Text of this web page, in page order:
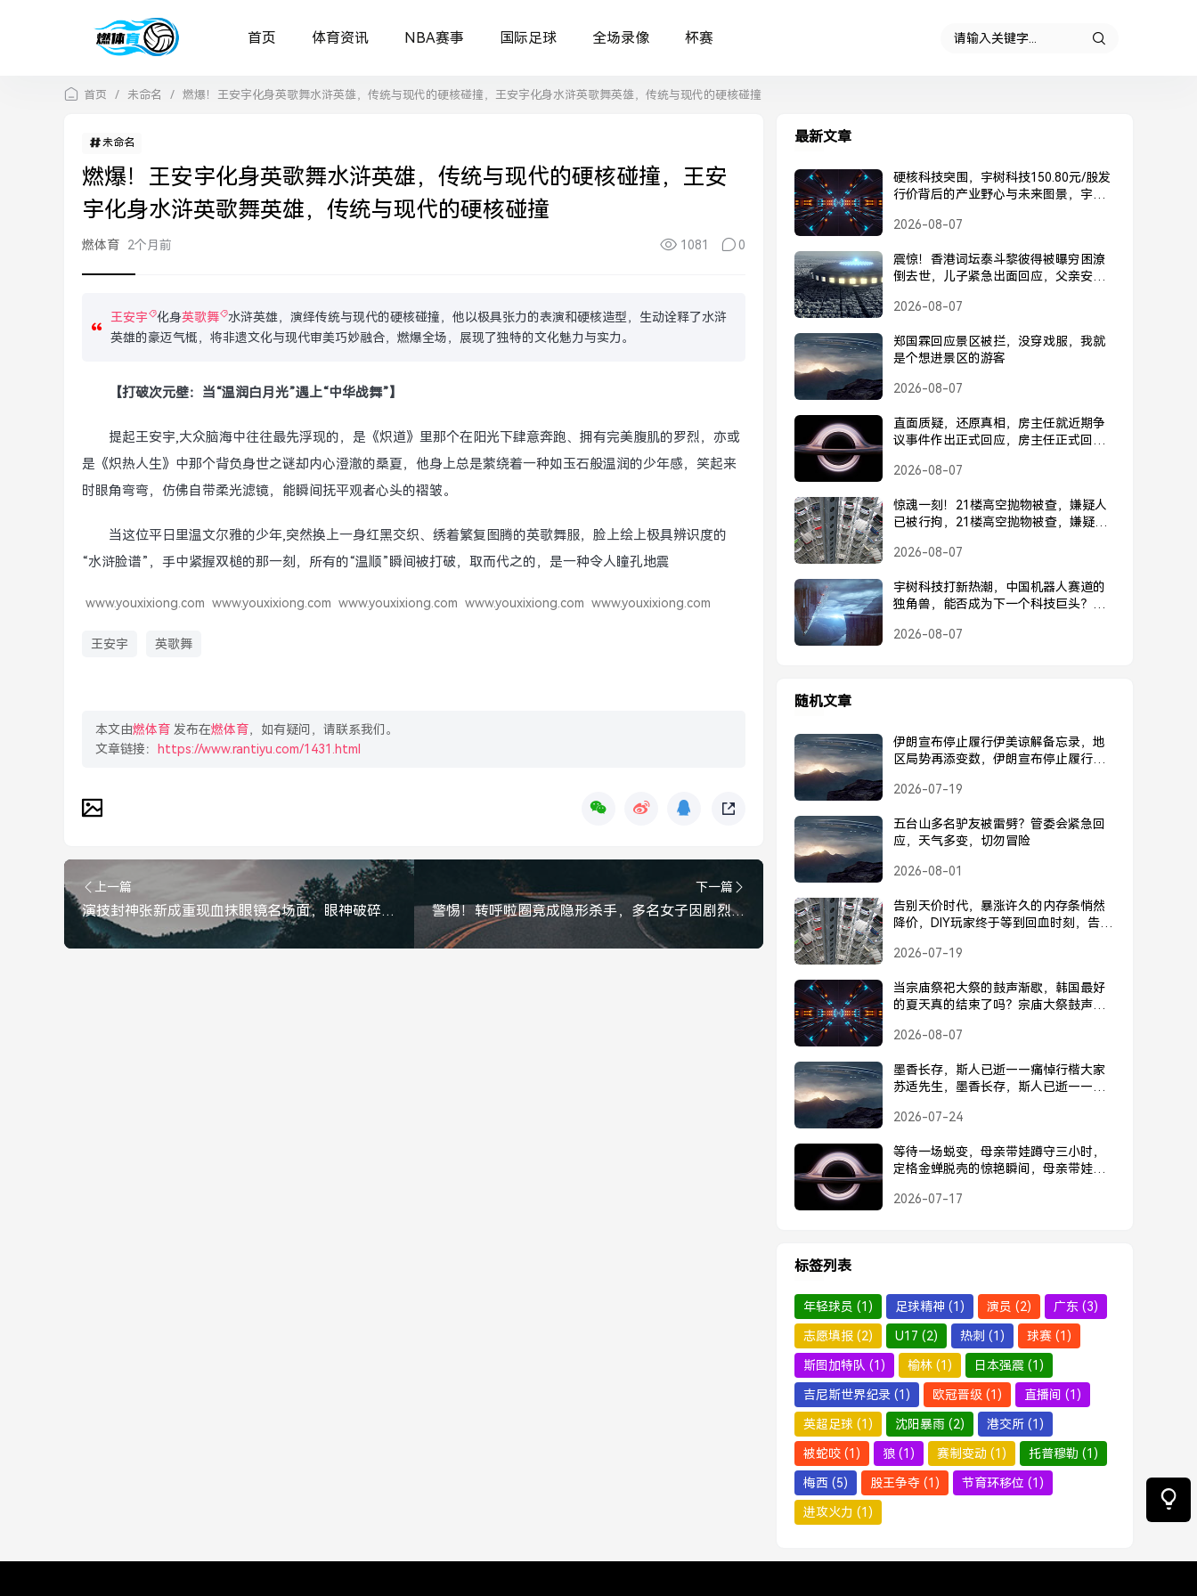
首页 体育资讯 NBA赛事 国际足球 全场录像 杯赛
首页 / 未命名 / 燃爆！王安宇化身英歌舞水浒英雄，传统与现代的硬核碰撞，王安宇化身水浒英歌舞英雄，传统与现代的硬核碰撞
未命名
燃爆！王安宇化身英歌舞水浒英雄，传统与现代的硬核碰撞，王安
宇化身水浒英歌舞英雄，传统与现代的硬核碰撞
燃体育 2个月前 1081 0
王安宇 化身英歌舞
水浒英雄，演绎传统与现代的硬核碰撞，他以极具张力的表演和硬核造型，生动诠释了水浒
英雄的豪迈气概，将非遗文化与现代审美巧妙融合，燃爆全场，展现了独特的文化魅力与实力。
【打破次元壁：当“温润白月光”遇上“中华战舞”】
提起王安宇,大众脑海中往往最先浮现的，是《炽道》里那个在阳光下肆意奔跑、拥有完美腹肌的罗烈，亦或
是《炽热人生》中那个背负身世之谜却内心澄澈的桑夏，他身上总是萦绕着一种如玉石般温润的少年感，笑起来
时眼角弯弯，仿佛自带柔光滤镜，能瞬间抚平观者心头的褶皱。
当这位平日里温文尔雅的少年,突然换上一身红黑交织、绣着繁复图腾的英歌舞服，脸上绘上极具辨识度的
“水浒脸谱”，手中紧握双槌的那一刻，所有的“温顺”瞬间被打破，取而代之的，是一种令人瞳孔地震
www.youxixiong.com www.youxixiong.com www.youxixiong.com www.youxixiong.com www.youxixiong.com
王安宇 英歌舞
本文由燃体育 发布在燃体育，如有疑问，请联系我们。
文章链接：
https://www.rantiyu.com/1431.html
上一篇
演技封神张新成重现血抹眼镜名场面，眼神破碎感绝了！张新成重现血抹眼镜名场面，眼神破碎感封神
下一篇
警惕！转呼啦圈竟成隐形杀手，多名女子因剧烈运动导致脾脏破裂，警惕！转呼啦圈竟成隐形杀手，多名女子脾脏破裂
最新文章
硬核科技突围，宇树科技150.80元/股发
行价背后的产业野心与未来图景，宇树
背后的产业野心与未来图景
2026-08-07
震惊！香港词坛泰斗黎彼得被曝穷困潦
倒去世，儿子紧急出面回应，父亲安
紧急回应，父亲安好并未离世
2026-08-07
郑国霖回应景区被拦，没穿戏服，我就
是个想进景区的游客
2026-08-07
直面质疑，还原真相，房主任就近期争
议事件作出正式回应，房主任正式回应
2026-08-07
惊魂一刻！21楼高空抛物被查，嫌疑人
已被行拘，21楼高空抛物被查，嫌疑人
2026-08-07
宇树科技打新热潮，中国机器人赛道的
独角兽，能否成为下一个科技巨头？宇
否成为下一个科技巨头？
2026-08-07
随机文章
伊朗宣布停止履行伊美谅解备忘录，地
区局势再添变数，伊朗宣布停止履行伊
2026-07-19
五台山多名驴友被雷劈？管委会紧急回
应，天气多变，切勿冒险
2026-08-01
告别天价时代，暴涨许久的内存条悄然
降价，DIY玩家终于等到回血时刻，告别
血时刻
2026-07-19
当宗庙祭祀大祭的鼓声渐歇，韩国最好
的夏天真的结束了吗？宗庙大祭鼓声渐
2026-08-07
墨香长存，斯人已逝——痛悼行楷大家
苏适先生，墨香长存，斯人已逝——痛
2026-07-24
等待一场蜕变，母亲带娃蹲守三小时，
定格金蝉脱壳的惊艳瞬间，母亲带娃蹲
2026-07-17
标签列表
年轻球员 (1) 足球精神 (1) 演员 (2) 广东 (3)
志愿填报 (2) U17 (2) 热刺 (1) 球赛 (1)
斯图加特队 (1) 榆林 (1) 日本强震 (1)
吉尼斯世界纪录 (1) 欧冠晋级 (1) 直播间 (1)
英超足球 (1) 沈阳暴雨 (2) 港交所 (1)
被蛇咬 (1) 狼 (1) 赛制变动 (1) 托普穆勒 (1)
梅西 (5) 股王争夺 (1) 节育环移位 (1)
进攻火力 (1)